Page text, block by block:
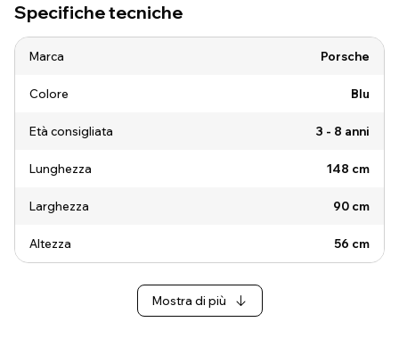
Specifiche tecniche
Marca Porsche
Colore Blu
Età consigliata 3 - 8 anni
Lunghezza 148 cm
Larghezza 90 cm
Altezza 56 cm
Mostra di più